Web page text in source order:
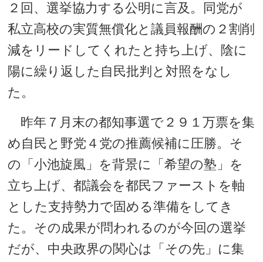
２回、選挙協力する公明に言及。同党が
私立高校の実質無償化と議員報酬の２割削
減をリードしてくれたと持ち上げ、陰に
陽に繰り返した自民批判と対照をなし
た。
昨年７月末の都知事選で２９１万票を集
め自民と野党４党の推薦候補に圧勝。そ
の「小池旋風」を背景に「希望の塾」を
立ち上げ、都議会を都民ファーストを軸
とした支持勢力で固める準備をしてき
た。その成果が問われるのが今回の選挙
だが、中央政界の関心は「その先」に集